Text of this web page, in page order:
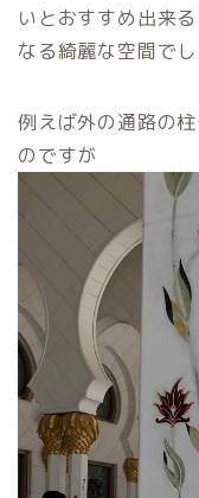
いとおすすめ出来
なる綺麗な空間でし
例えば外の通路の
のですが